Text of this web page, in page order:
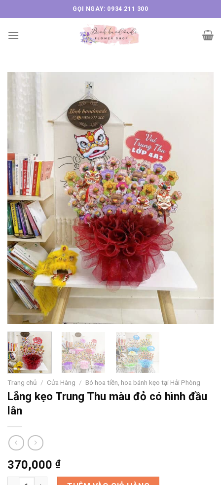
to
content
GỌI NGAY: 0934 211 300
Trang chủ / Cửa Hàng / Bó hoa tiền, hoa bánh kẹo tại Hải Phòng
Lẵng kẹo Trung Thu màu đỏ có hình đầu
lân
370,000 ₫
Lẵng kẹo Trung Thu màu đỏ có hình đầu lân số lượng